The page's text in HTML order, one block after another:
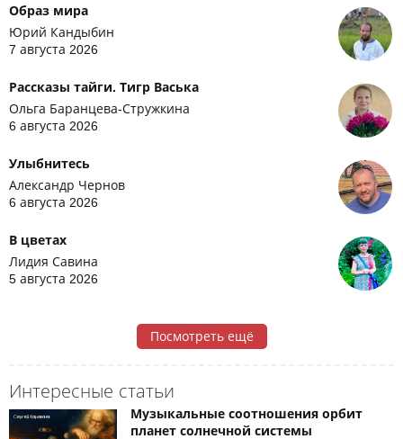
Образ мира
Юрий Кандыбин
7 августа 2026
Рассказы тайги. Тигр Васька
Ольга Баранцева-Стружкина
6 августа 2026
Улыбнитесь
Александр Чернов
6 августа 2026
В цветах
Лидия Савина
5 августа 2026
Посмотреть ещё
Интересные статьи
Музыкальные соотношения орбит
планет солнечной системы